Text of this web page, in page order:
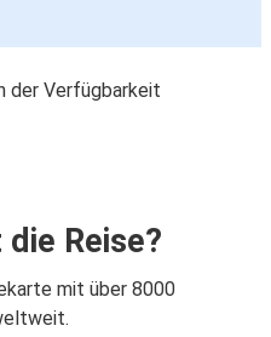
der Verfügbarkeit
Reise?
mit über 8000